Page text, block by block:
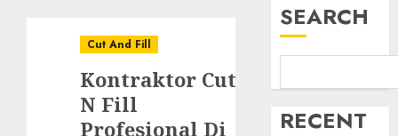
Cut And Fill
Kontraktor Cut
N Fill
Profesional Di
SEARCH
RECENT